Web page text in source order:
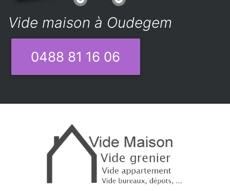
Vide maison à Oudegem
0488 81 16 06